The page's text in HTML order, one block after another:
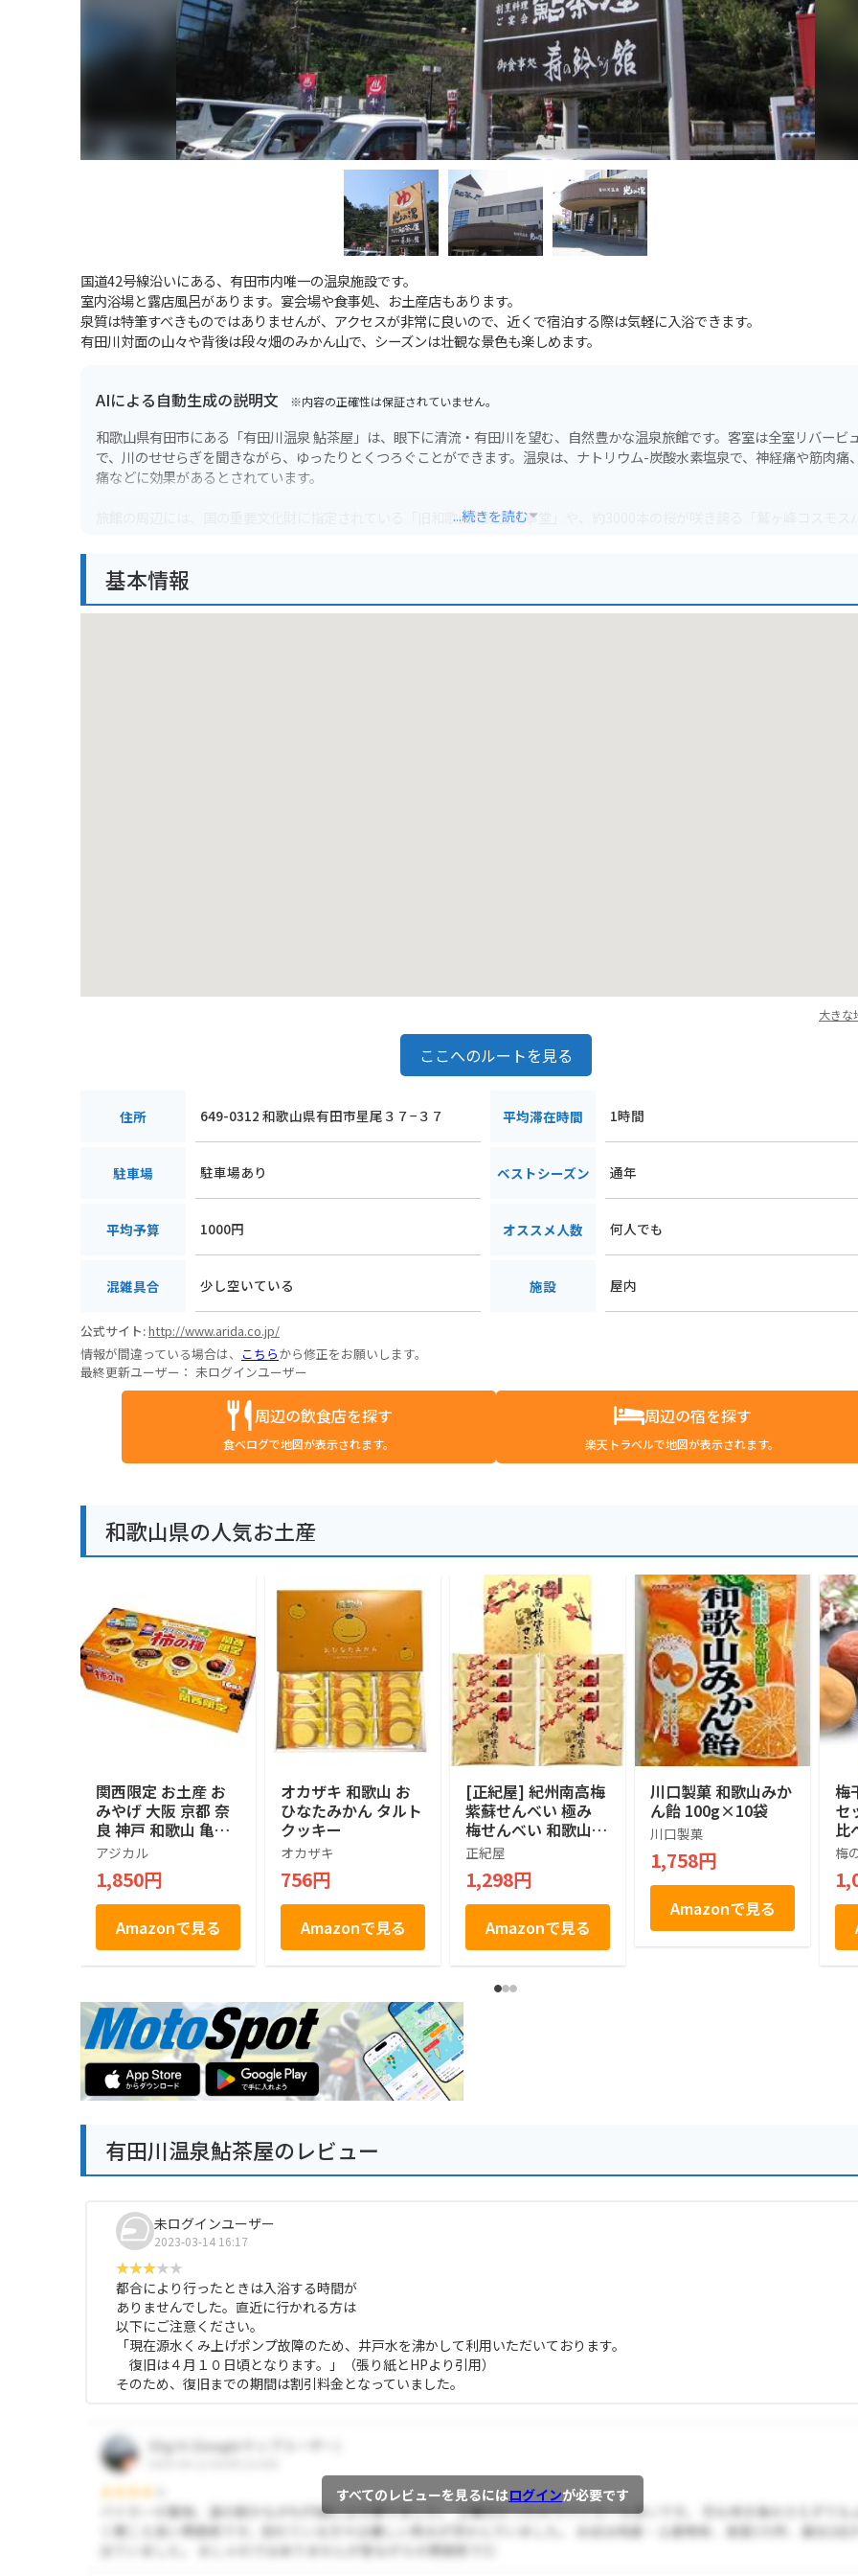
国道42号線沿いにある、有田市内唯一の温泉施設です。
室内浴場と露店風呂があります。宴会場や食事処、お土産店もあります。
泉質は特筆すべきものではありませんが、アクセスが非常に良いので、近くで宿泊する際は気軽に入浴できます。
有田川対面の山々や背後は段々畑のみかん山で、シーズンは壮観な景色も楽しめます。
AIによる自動生成の説明文 ※内容の正確性は保証されていません。
和歌山県有田市にある「有田川温泉 鮎茶屋」は、眼下に清流・有田川を望む、自然豊かな温泉旅館です。客室は全室リバービ
で、川のせせらぎを聞きながら、ゆったりとくつろぐことができます。温泉は、ナトリウム-炭酸水素塩泉で、神経痛や筋肉痛
痛などに効果があるとされています。
旅館の周辺には、国の重要文化財に指定されている「旧和歌山県議会議事堂」や、約3000本の桜が咲き誇る「鷲ヶ峰コスモスパ
...続きを読む
基本情報
大きな
ここへのルートを見る
住所 649-0312 和歌山県有田市星尾３７−３７ 平均滞在時間 1時間
駐車場 駐車場あり ベストシーズン 通年
平均予算 1000円 オススメ人数 何人でも
混雑具合 少し空いている 施設 屋内
公式サイト:http://www.arida.co.jp/
情報が間違っている場合は、 こちらから修正をお願いします。
最終更新ユーザー： 未ログインユーザー
周辺の飲食店を探す
食べログで地図が表示されます。
周辺の宿を探す
楽天トラベルで地図が表示されます。
和歌山県の人気お土産
関西限定 お土産 お
みやげ 大阪 京都 奈
良 神戸 和歌山 亀田
の柿の種 ピーナッツ
入り 180g 16袋入り
（４種類×４袋）
アジカル
1,850円
Amazonで見る
オカザキ 和歌山 お
ひなたみかん タルト
クッキー
オカザキ
756円
Amazonで見る
[正紀屋] 紀州南高梅
紫蘇せんべい 極み
梅せんべい 和歌山土
産 煎餅 個包装 和菓
子 ギフト お中元 お
歳暮 1枚×8袋
正紀屋
1,298円
Amazonで見る
川口製菓 和歌山みか
ん飴 100g×10袋
川口製菓
1,758円
Amazonで見る
梅
セ
比
冨
産
分
ル
人
ト
梅
有田川温泉鮎茶屋のレビュー
未ログインユーザー
2023-03-14 16:17
都合により行ったときは入浴する時間が
ありませんでした。直近に行かれる方は
以下にご注意ください。
「現在源水くみ上げポンプ故障のため、井戸水を沸かして利用いただいております。
復旧は４月１０日頃となります。」（張り紙とHPより引用）
そのため、復旧までの期間は割引料金となっていました。
すべてのレビューを見るにはログインが必要です